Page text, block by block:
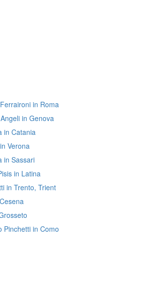
in Roma
in Genova
in Catania
Verona
in Sassari
in Latina
in Trento, Trient
Pinchetti in Como